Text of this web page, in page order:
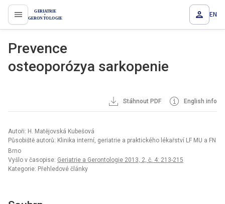
proLékaře.cz EN
Prevence
osteoporózya sarkopenie
Stáhnout PDF English info
Autoři: H. Matějovská Kubešová
Působiště autorů: Klinika interní, geriatrie a praktického lékařství LF MU a FN
Brno
Vyšlo v časopise: Geriatrie a Gerontologie 2013, 2, č. 4: 213-215
Kategorie: Přehledové články